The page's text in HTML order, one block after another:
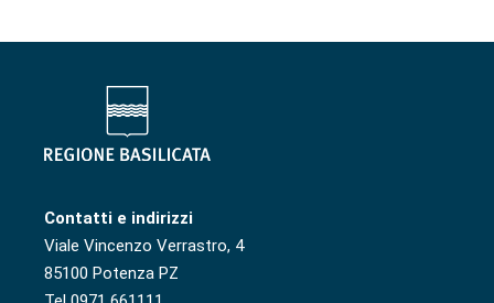
Contatti e indirizzi
Viale Vincenzo Verrastro, 4
85100 Potenza PZ